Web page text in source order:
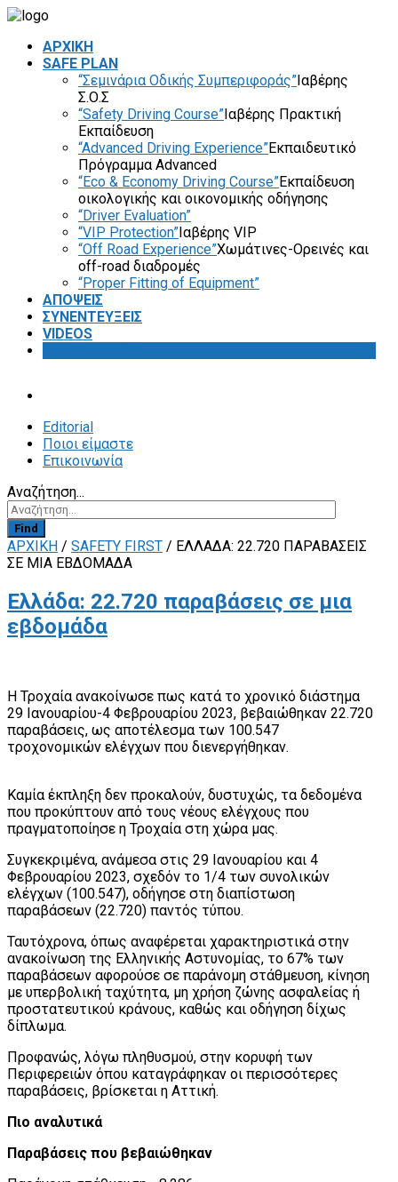
ΑΡΧΙΚΗ
SAFE PLAN
“Σεμινάρια Οδικής Συμπεριφοράς”Ιαβέρης
Σ.Ο.Σ
“Safety Driving Course”Ιαβέρης Πρακτική
Εκπαίδευση
“Advanced Driving Experience”Εκπαιδευτικό
Πρόγραμμα Advanced
“Eco & Economy Driving Course”Εκπαίδευση
οικολογικής και οικονομικής οδήγησης
“Driver Evaluation”
“VIP Protection”Ιαβέρης VIP
“Off Road Experience”Χωμάτινες-Ορεινές και
off-road διαδρομές
“Proper Fitting of Equipment”
ΑΠΟΨΕΙΣ
ΣΥΝΕΝΤΕΥΞΕΙΣ
VIDEOS
Editorial
Ποιοι είμαστε
Επικοινωνία
Αναζήτηση...
Find
ΑΡΧΙΚΗ / SAFETY FIRST / ΕΛΛΆΔΑ: 22.720 ΠΑΡΑΒΆΣΕΙΣ
ΣΕ ΜΙΑ ΕΒΔΟΜΆΔΑ
Ελλάδα: 22.720 παραβάσεις σε μια
εβδομάδα
Η Τροχαία ανακοίνωσε πως κατά το χρονικό διάστημα
29 Ιανουαρίου-4 Φεβρουαρίου 2023, βεβαιώθηκαν 22.720
παραβάσεις, ως αποτέλεσμα των 100.547
τροχονομικών ελέγχων που διενεργήθηκαν.
Καμία έκπληξη δεν προκαλούν, δυστυχώς, τα δεδομένα
που προκύπτουν από τους νέους ελέγχους που
πραγματοποίησε η Τροχαία στη χώρα μας.
Συγκεκριμένα, ανάμεσα στις 29 Ιανουαρίου και 4
Φεβρουαρίου 2023, σχεδόν το 1/4 των συνολικών
ελέγχων (100.547), οδήγησε στη διαπίστωση
παραβάσεων (22.720) παντός τύπου.
Ταυτόχρονα, όπως αναφέρεται χαρακτηριστικά στην
ανακοίνωση της Ελληνικής Αστυνομίας, το 67% των
παραβάσεων αφορούσε σε παράνομη στάθμευση, κίνηση
με υπερβολική ταχύτητα, μη χρήση ζώνης ασφαλείας ή
προστατευτικού κράνους, καθώς και οδήγηση δίχως
δίπλωμα.
Προφανώς, λόγω πληθυσμού, στην κορυφή των
Περιφερειών όπου καταγράφηκαν οι περισσότερες
παραβάσεις, βρίσκεται η Αττική.
Πιο αναλυτικά
Παραβάσεις που βεβαιώθηκαν